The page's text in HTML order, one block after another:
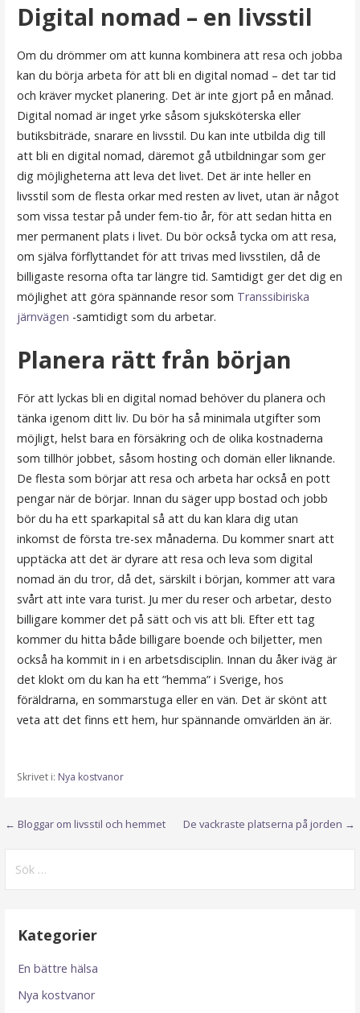
Digital nomad – en livsstil
Om du drömmer om att kunna kombinera att resa och jobba
kan du börja arbeta för att bli en digital nomad – det tar tid
och kräver mycket planering. Det är inte gjort på en månad.
Digital nomad är inget yrke såsom sjuksköterska eller
butiksbiträde, snarare en livsstil. Du kan inte utbilda dig till
att bli en digital nomad, däremot gå utbildningar som ger
dig möjligheterna att leva det livet. Det är inte heller en
livsstil som de flesta orkar med resten av livet, utan är något
som vissa testar på under fem-tio år, för att sedan hitta en
mer permanent plats i livet. Du bör också tycka om att resa,
om själva förflyttandet för att trivas med livsstilen, då de
billigaste resorna ofta tar längre tid. Samtidigt ger det dig en
möjlighet att göra spännande resor som Transsibiriska
järnvägen -samtidigt som du arbetar.
Planera rätt från början
För att lyckas bli en digital nomad behöver du planera och
tänka igenom ditt liv. Du bör ha så minimala utgifter som
möjligt, helst bara en försäkring och de olika kostnaderna
som tillhör jobbet, såsom hosting och domän eller liknande.
De flesta som börjar att resa och arbeta har också en pott
pengar när de börjar. Innan du säger upp bostad och jobb
bör du ha ett sparkapital så att du kan klara dig utan
inkomst de första tre-sex månaderna. Du kommer snart att
upptäcka att det är dyrare att resa och leva som digital
nomad än du tror, då det, särskilt i början, kommer att vara
svårt att inte vara turist. Ju mer du reser och arbetar, desto
billigare kommer det på sätt och vis att bli. Efter ett tag
kommer du hitta både billigare boende och biljetter, men
också ha kommit in i en arbetsdisciplin. Innan du åker iväg är
det klokt om du kan ha ett ”hemma” i Sverige, hos
föräldrarna, en sommarstuga eller en vän. Det är skönt att
veta att det finns ett hem, hur spännande omvärlden än är.
Skrivet i: Nya kostvanor
Inläggsnavigering
← Bloggar om livsstil och hemmet De vackraste platserna på jorden →
efter:
Kategorier
En bättre hälsa
Nya kostvanor